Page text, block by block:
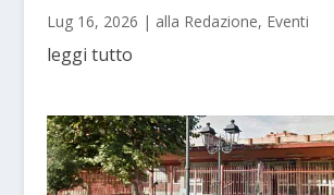
Lug 16, 2026 | alla Redazione, Eventi
leggi tutto